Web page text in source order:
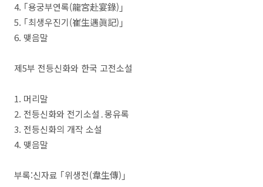
4. ｢용궁부연록(龍宮赴宴錄) ｣
5. ｢최생우진기(崔生遇眞記) ｣
6. 맺음말
제5부 전등신화와 한국 고전소설
1. 머리말
2. 전등신화와 전기소설 ․몽유록
3. 전등신화의 개작 소설
4. 맺음말
부록:신자료 ｢위생전(韋生傳) ｣